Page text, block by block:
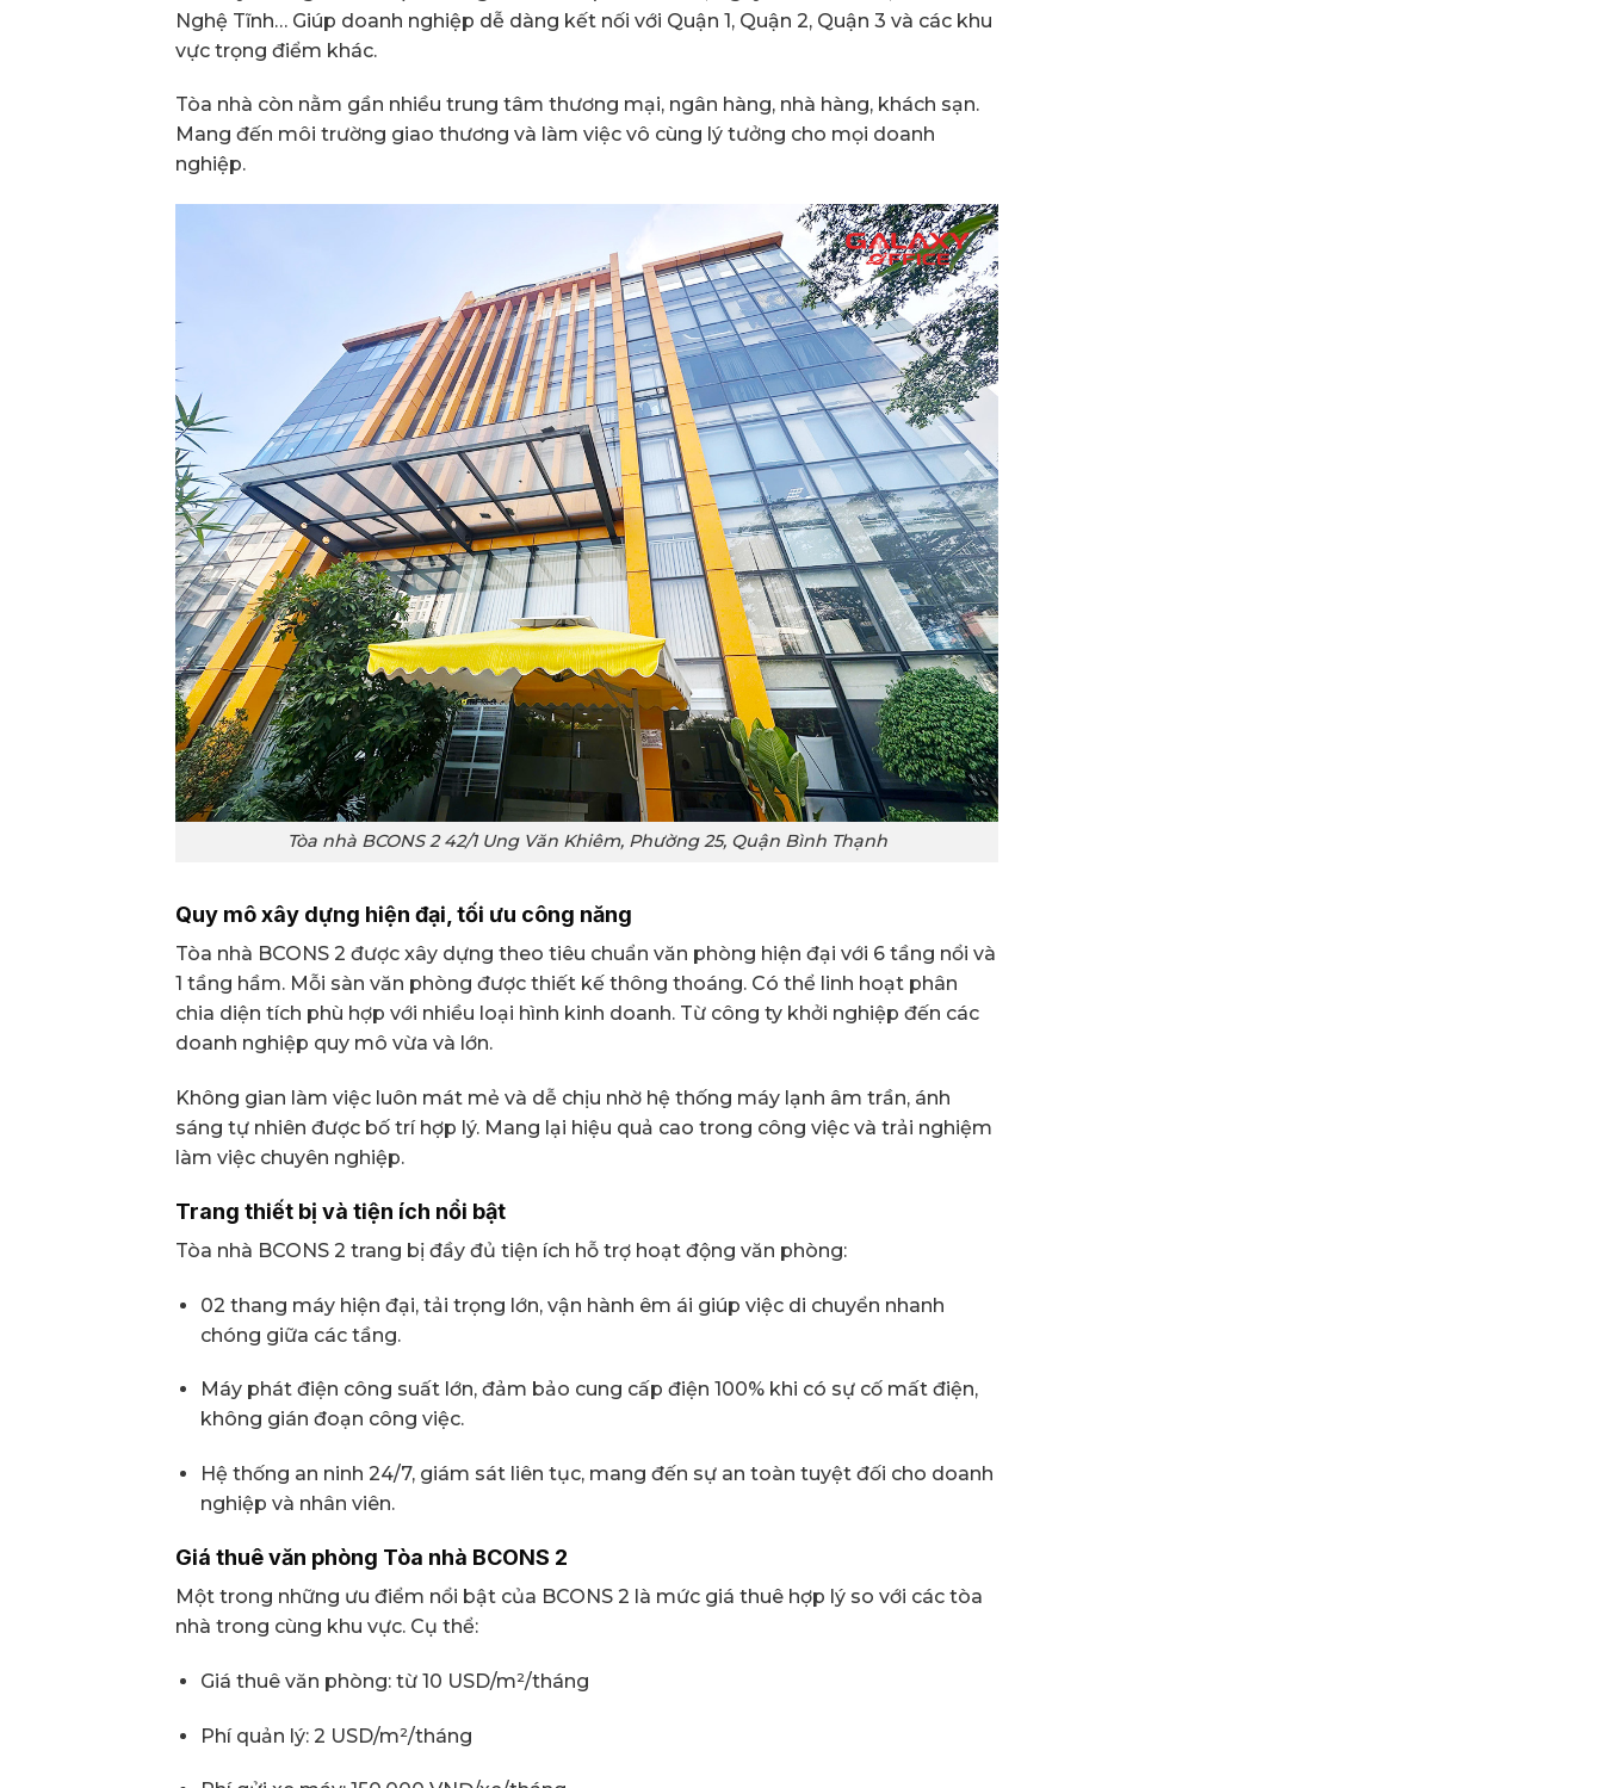
Nghệ Tĩnh… Giúp doanh nghiệp dễ dàng kết nối với Quận 1, Quận 2, Quận 3 và các khu
vực trọng điểm khác.
Tòa nhà còn nằm gần nhiều trung tâm thương mại, ngân hàng, nhà hàng, khách sạn.
Mang đến môi trường giao thương và làm việc vô cùng lý tưởng cho mọi doanh
nghiệp.
Tòa nhà BCONS 2 42/1 Ung Văn Khiêm, Phường 25, Quận Bình Thạnh
Quy mô xây dựng hiện đại, tối ưu công năng
Tòa nhà BCONS 2 được xây dựng theo tiêu chuẩn văn phòng hiện đại với 6 tầng nổi và
1 tầng hầm. Mỗi sàn văn phòng được thiết kế thông thoáng. Có thể linh hoạt phân
chia diện tích phù hợp với nhiều loại hình kinh doanh. Từ công ty khởi nghiệp đến các
doanh nghiệp quy mô vừa và lớn.
Không gian làm việc luôn mát mẻ và dễ chịu nhờ hệ thống máy lạnh âm trần, ánh
sáng tự nhiên được bố trí hợp lý. Mang lại hiệu quả cao trong công việc và trải nghiệm
làm việc chuyên nghiệp.
Trang thiết bị và tiện ích nổi bật
Tòa nhà BCONS 2 trang bị đầy đủ tiện ích hỗ trợ hoạt động văn phòng:
02 thang máy hiện đại, tải trọng lớn, vận hành êm ái giúp việc di chuyển nhanh
chóng giữa các tầng.
Máy phát điện công suất lớn, đảm bảo cung cấp điện 100% khi có sự cố mất điện,
không gián đoạn công việc.
Hệ thống an ninh 24/7, giám sát liên tục, mang đến sự an toàn tuyệt đối cho doanh
nghiệp và nhân viên.
Giá thuê văn phòng Tòa nhà BCONS 2
Một trong những ưu điểm nổi bật của BCONS 2 là mức giá thuê hợp lý so với các tòa
nhà trong cùng khu vực. Cụ thể:
Giá thuê văn phòng: từ 10 USD/m²/tháng
Phí quản lý: 2 USD/m²/tháng